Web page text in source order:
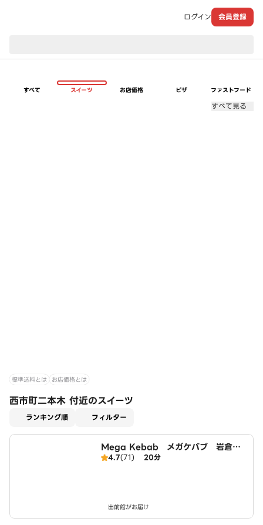
ログイン 会員登録
すべて スイーツ お店価格 ピザ ファストフード
すべて見る
標準送料とは お店価格とは
西市町二本木 付近のスイーツ
ランキング順 フィルター
Mega Kebab メガケバブ 岩倉
店 Halal ハラール
4.7(71) 20分
出前館がお届け